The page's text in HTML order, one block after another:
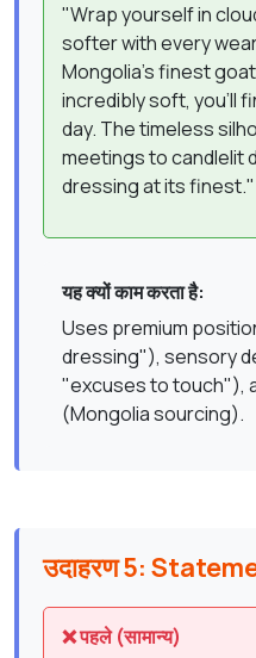
"Wrap yourself in
softer with every
Mongolia's finest
incredibly soft, you'll
day. The timeless
meetings to candlelit
dressing at its finest."
यह क्यों काम करता है:
Uses premium
dressing"), sensory
"excuses to touch"),
(Mongolia sourcing).
उदाहरण 5:
❌ पहले (सामान्य)